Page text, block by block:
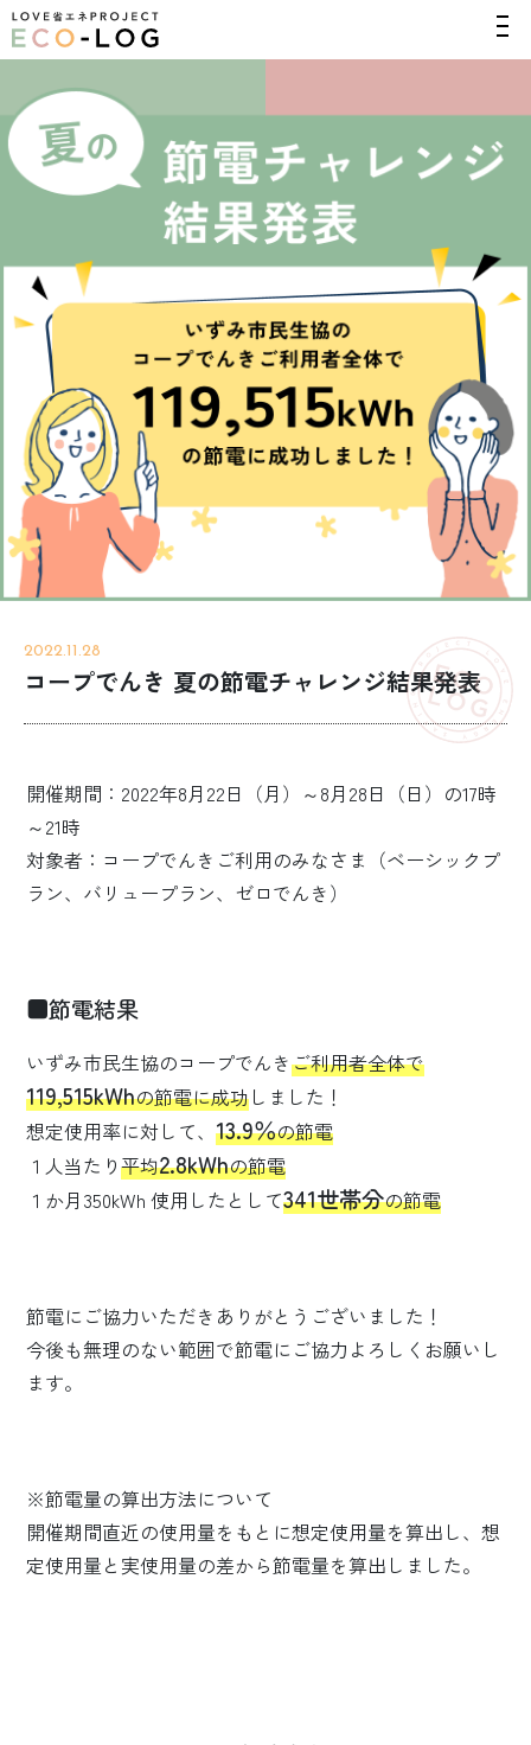
2022.11.28
コープでんき 夏の節電チャレンジ結果発表
開催期間：2022年8月22日（月）～8月28日（日）の17時
～21時
対象者：コープでんきご利用のみなさま（ベーシックプ
ラン、バリュープラン、ゼロでんき）
■節電結果
いずみ市民生協のコープでんきご利用者全体で
119,515kWhの節電に成功しました！
想定使用率に対して、13.9％の節電
１人当たり平均2.8kWhの節電
１か月350kWh 使用したとして341世帯分の節電
節電にご協力いただきありがとうございました！
今後も無理のない範囲で節電にご協力よろしくお願いし
ます。
※節電量の算出方法について
開催期間直近の使用量をもとに想定使用量を算出し、想
定使用量と実使用量の差から節電量を算出しました。